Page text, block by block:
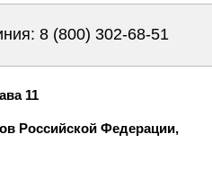
8 (800) 302-68-51
11
Российской Федерации,